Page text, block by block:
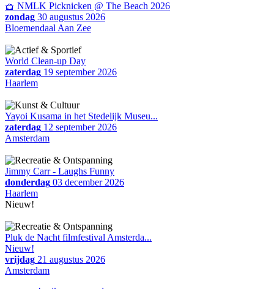
🧺 NMLK Picknicken @ The Beach 2026
zondag 30 augustus 2026
Bloemendaal Aan Zee
World Clean-up Day
zaterdag 19 september 2026
Haarlem
Yayoi Kusama in het Stedelijk Museu...
zaterdag 12 september 2026
Amsterdam
Jimmy Carr - Laughs Funny
donderdag 03 december 2026
Haarlem
Nieuw!
Pluk de Nacht filmfestival Amsterda...
Nieuw!
vrijdag 21 augustus 2026
Amsterdam